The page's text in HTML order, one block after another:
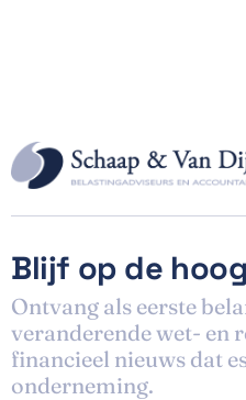
Blijf op de
Ontvang als eerste
veranderende wet- en
financieel nieuws dat
onderneming.